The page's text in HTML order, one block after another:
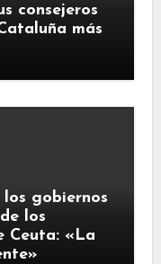
consejeros
más
gobiernos
los
Ceuta: «La